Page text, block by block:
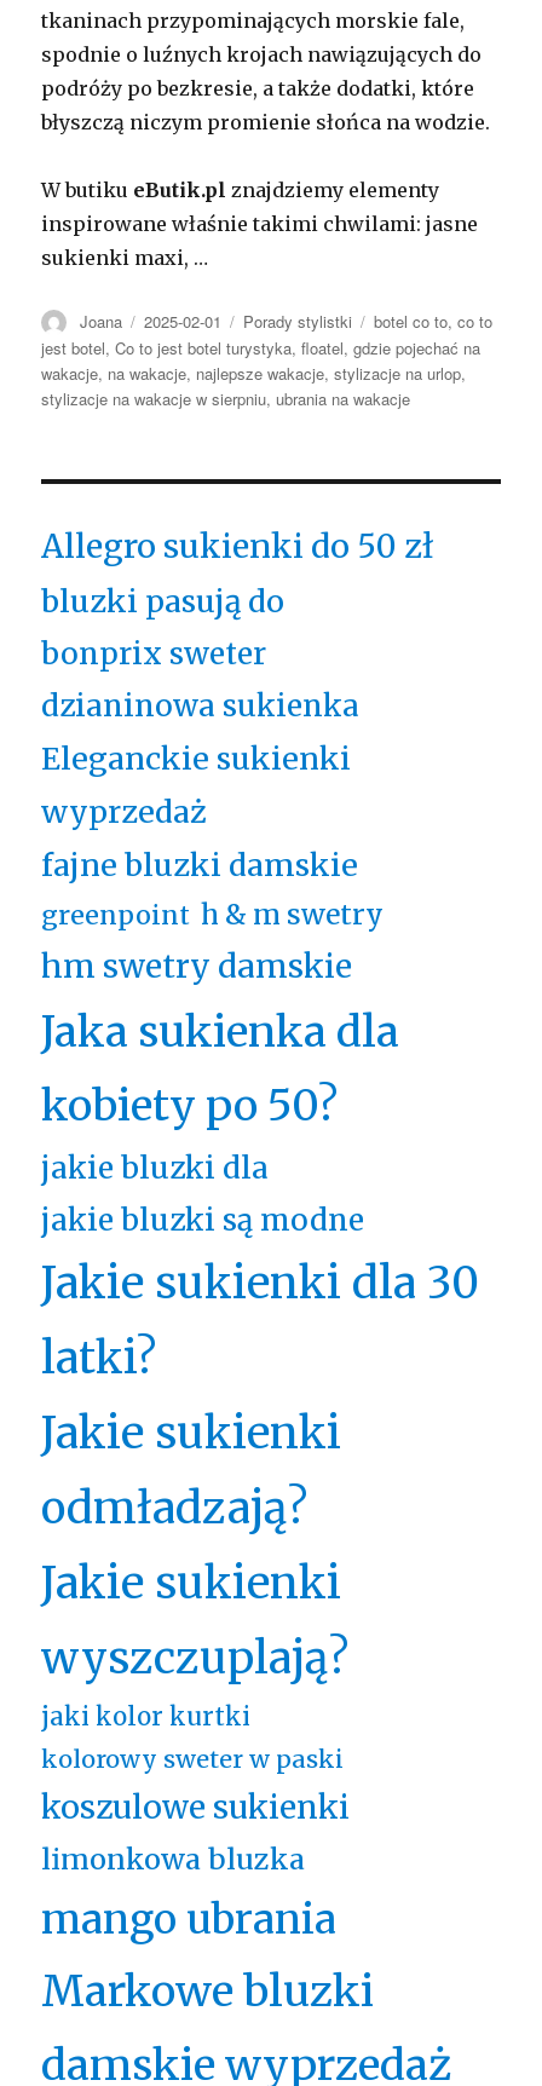
tkaninach przypominających morskie fale,
spodnie o luźnych krojach nawiązujących do
podróży po bezkresie, a także dodatki, które
błyszczą niczym promienie słońca na wodzie.
W butiku eButik.pl znajdziemy elementy
inspirowane właśnie takimi chwilami: jasne
sukienki maxi, …
Autor
Joana Opublikowano
2025-02-01 Kategorie
Porady stylistki Tagi
botel co to,co to
jest botel,Co to jest botel turystyka,floatel,gdzie pojechać na
wakacje, na wakacje, najlepsze wakacje,stylizacje na urlop,
stylizacje na wakacje w sierpniu, ubrania na wakacje
Allegro sukienki do 50 zł
bluzki pasują do
bonprix sweter
dzianinowa sukienka
Eleganckie sukienki
wyprzedaż
fajne bluzki damskie
greenpoint h & m swetry
hm swetry damskie
Jaka sukienka dla
kobiety po 50?
jakie bluzki dla
jakie bluzki są modne
Jakie sukienki dla 30
latki?
Jakie sukienki
odmładzają?
Jakie sukienki
wyszczuplają?
jaki kolor kurtki
kolorowy sweter w paski
koszulowe sukienki
limonkowa bluzka
mango ubrania
Markowe bluzki
damskie wyprzedaż